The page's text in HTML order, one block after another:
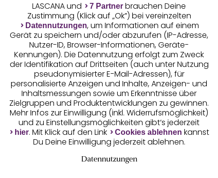
Geprüfte Sicherheit
Unsere Apps
LASCANA und 7 Partner brauchen Deine
Zustimmung (Klick auf „Ok”) bei vereinzelten
Datennutzungen, um Informationen auf einem
Gerät zu speichern und/oder abzurufen (IP-Adresse,
Nutzer-ID, Browser-Informationen, Geräte-
Kennungen). Die Datennutzung erfolgt zum Zweck
der Identifikation auf Drittseiten (auch unter Nutzung
pseudonymisierter E-Mail-Adressen), für
personalisierte Anzeigen und Inhalte, Anzeigen- und
Inhaltsmessungen sowie um Erkenntnisse über
Zielgruppen und Produktentwicklungen zu gewinnen.
Mehr Infos zur Einwilligung (inkl. Widerrufsmöglichkeit)
und zu Einstellungsmöglichkeiten gibt’s jederzeit
hier. Mit Klick auf den Link Cookies ablehnen kannst
Du Deine Einwilligung jederzeit ablehnen.
Datennutzungen